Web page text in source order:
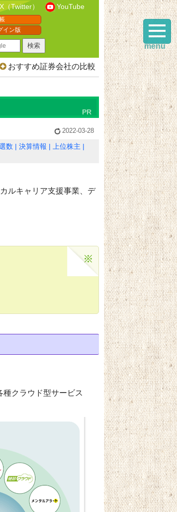
X（Twitter） YouTube
イン版
おすすめ証券会社の比較
2022-03-28
数 決算情報
上位株主
ルキャリア支援事業、デ
クラウド型サービス
menu